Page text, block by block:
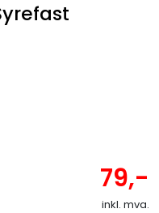
79,-
inkl. mva.